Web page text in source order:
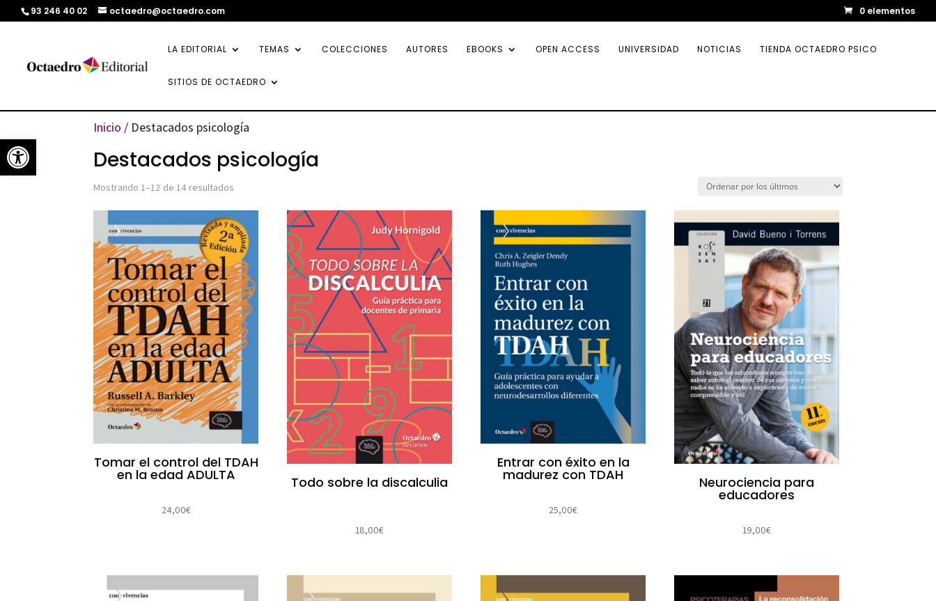
Abrir barra de herramientas
93 246 40 02 octaedro@octaedro.com 0 elementos
LA EDITORIAL TEMAS COLECCIONES AUTORES EBOOKS OPEN ACCESS UNIVERSIDAD NOTICIAS TIENDA OCTAEDRO PSICO
SITIOS DE OCTAEDRO
Inicio / Destacados psicología
Destacados psicología
Mostrando 1–12 de 14 resultados
por
los
últimos
Tomar el control del TDAH
en la edad ADULTA
24,00€
Todo sobre la discalculia
18,00€
Entrar con éxito en la
madurez con TDAH
25,00€
Neurociencia para
educadores
19,00€